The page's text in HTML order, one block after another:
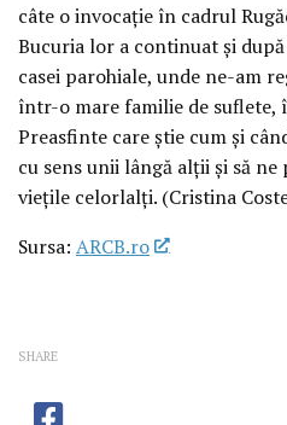
câte o invocație în cadrul
Bucuria lor a continuat și
casei parohiale, unde ne-am
într-o mare familie de
Preasfinte care știe cum și
cu sens unii lângă alții și să
viețile celorlalți. (Cristina
Sursa: ARCB.ro
SHARE